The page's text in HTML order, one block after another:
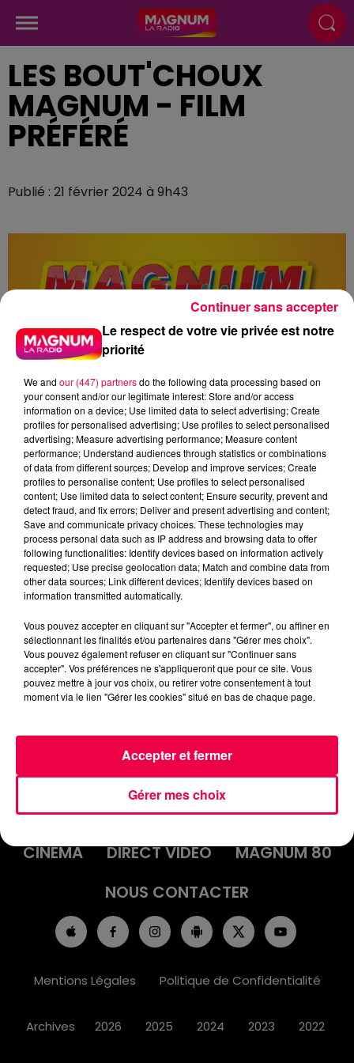
LES BOUT'CHOUX
MAGNUM - FILM
PRÉFÉRÉ
Publié : 21 février 2024 à 9h43
podcasts/2024/02/Les-BoutChoux-Film-prefere-2-
ACCUEIL INFOS
EMISSIONS
AGENDA
JEUX
PODCASTS
CINÉMA
DIRECT VIDÉO
MAGNUM 80
NOUS CONTACTER
Mentions Légales Politique de Confidentialité
Archives 2026 2025 2024 2023 2022
Le respect de votre vie privée est notre
priorité
We and our (447) partnersdo the following data processing based on
your consent and/or our legitimate interest: Store and/or access
information on a device; Use limited data to select advertising; Create
profiles for personalised advertising; Use profiles to select personalised
advertising; Measure advertising performance; Measure content
performance; Understand audiences through statistics or combinations
of data from different sources; Develop and improve services; Create
profiles to personalise content; Use profiles to select personalised
content; Use limited data to select content; Ensure security, prevent and
detect fraud, and fix errors; Deliver and present advertising and content;
Save and communicate privacy choices. These technologies may
process personal data such as IP address and browsing data to offer
following functionalities: Identify devices based on information actively
requested; Use precise geolocation data; Match and combine data from
other data sources; Link different devices; Identify devices based on
information transmitted automatically.
Vous pouvez accepter en cliquant sur "Accepter et fermer", ou affiner en
sélectionnant les finalités et/ou partenaires dans "Gérer mes choix".
Vous pouvez également refuser en cliquant sur "Continuer sans
accepter". Vos préférences ne s'appliqueront que pour ce site. Vous
pouvez mettre à jour vos choix, ou retirer votre consentement à tout
moment via le lien "Gérer les cookies" situé en bas de chaque page.
Gérer mes choix
Accepter et fermer
Continuer sans accepter